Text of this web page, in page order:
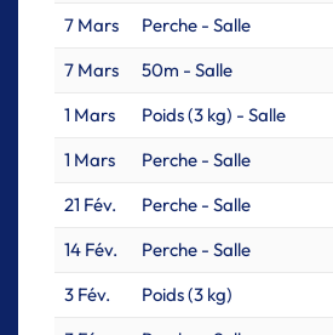
7 Mars
Perche - Salle
7 Mars
50m - Salle
1 Mars
Poids (3 kg) - Salle
1 Mars
Perche - Salle
21 Fév.
Perche - Salle
14 Fév.
Perche - Salle
3 Fév.
Poids (3 kg)